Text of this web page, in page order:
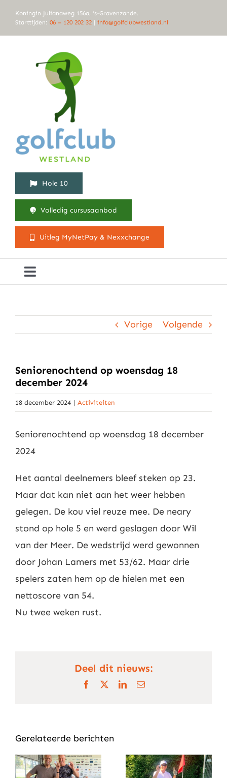
naar
Koningin Julianaweg 156a, ‘s-Gravenzande.
Starttijden: 06 – 120 202 32 | info@golfclubwestland.nl
Hole 10
Volledig cursusaanbod
Uitleg MyNetPay & Nexxchange
Toggle
Lessen
Arrangementen
Activiteitenkalender
Cursusaanbod
Vorige Volgende
Seniorenochtend op woensdag 18
december 2024
18 december 2024 | Activiteiten
Seniorenochtend op woensdag 18 december
2024
Het aantal deelnemers bleef steken op 23.
Maar dat kan niet aan het weer hebben
gelegen. De kou viel reuze mee. De neary
stond op hole 5 en werd geslagen door Wil
van der Meer. De wedstrijd werd gewonnen
door Johan Lamers met 53/62. Maar drie
spelers zaten hem op de hielen met een
nettoscore van 54.
Nu twee weken rust.
Deel dit nieuws:
Facebook LinkedIn
E-
Gerelateerde berichten